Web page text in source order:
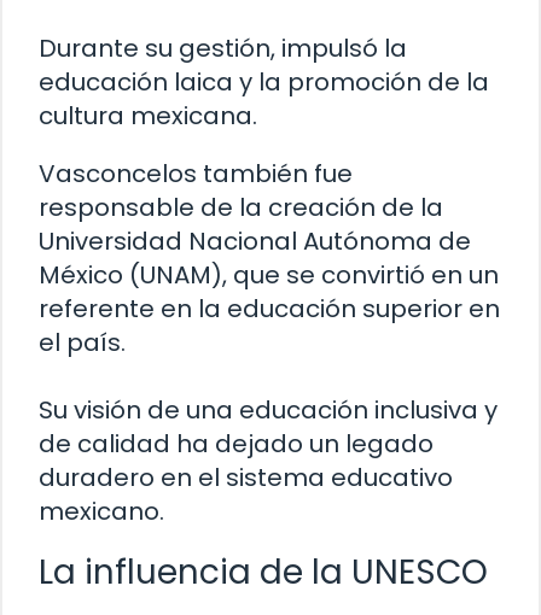
Durante su gestión, impulsó la
educación laica y la promoción de la
cultura mexicana.
Vasconcelos también fue
responsable de la creación de la
Universidad Nacional Autónoma de
México (UNAM), que se convirtió en un
referente en la educación superior en
el país.
Su visión de una educación inclusiva y
de calidad ha dejado un legado
duradero en el sistema educativo
mexicano.
La influencia de la UNESCO